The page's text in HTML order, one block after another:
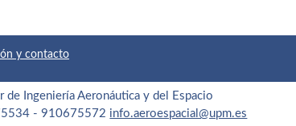
y contacto
Ingeniería Aeronáutica y del Espacio
- 910675572 info.aeroespacial@upm.es